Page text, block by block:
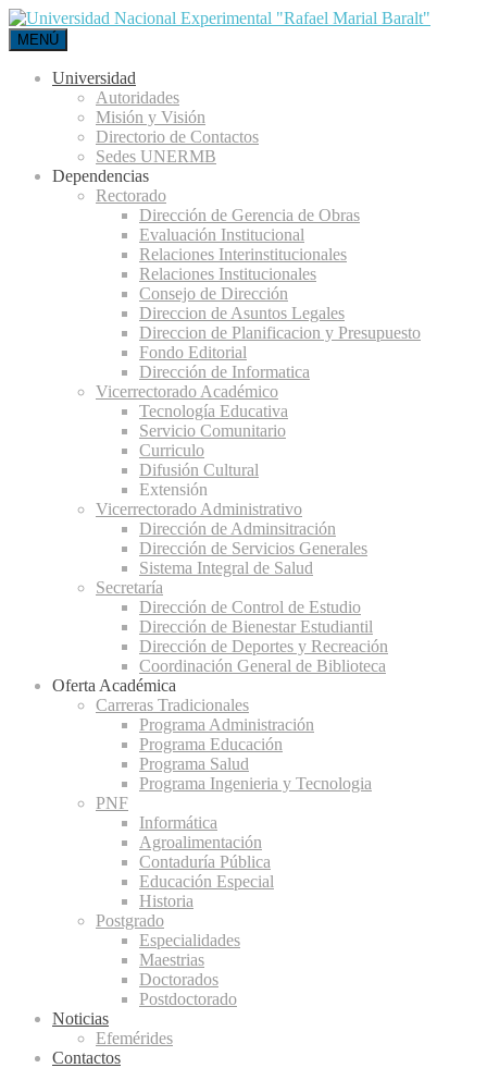
MENÚ
Universidad
Autoridades
Misión y Visión
Directorio de Contactos
Sedes UNERMB
Dependencias
Rectorado
Dirección de Gerencia de Obras
Evaluación Institucional
Relaciones Interinstitucionales
Relaciones Institucionales
Consejo de Dirección
Direccion de Asuntos Legales
Direccion de Planificacion y Presupuesto
Fondo Editorial
Dirección de Informatica
Vicerrectorado Académico
Tecnología Educativa
Servicio Comunitario
Curriculo
Difusión Cultural
Extensión
Vicerrectorado Administrativo
Dirección de Adminsitración
Dirección de Servicios Generales
Sistema Integral de Salud
Secretaría
Dirección de Control de Estudio
Dirección de Bienestar Estudiantil
Dirección de Deportes y Recreación
Coordinación General de Biblioteca
Oferta Académica
Carreras Tradicionales
Programa Administración
Programa Educación
Programa Salud
Programa Ingenieria y Tecnologia
PNF
Informática
Agroalimentación
Contaduría Pública
Educación Especial
Historia
Postgrado
Especialidades
Maestrias
Doctorados
Postdoctorado
Noticias
Efemérides
Contactos